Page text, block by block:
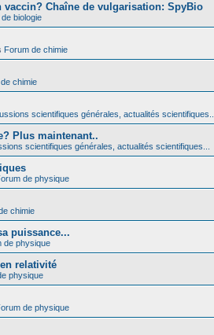
Chaîne de vulgarisation: SpyBio
de biologie
Forum de chimie
chimie
scientifiques générales, actualités scientifiques...
Plus maintenant..
scientifiques générales, actualités scientifiques...
de physique
chimie
puissance...
de physique
relativité
physique
de physique